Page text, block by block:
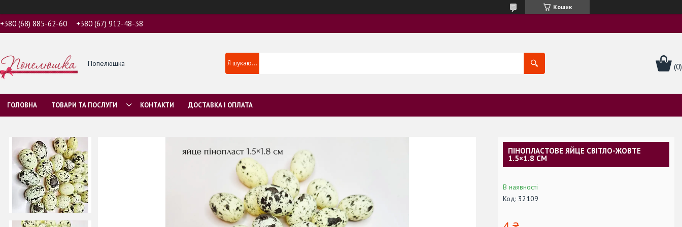
Кошик
+380 (68) 885-62-60 +380 (67) 912-48-38
Попелюшка
ГОЛОВНА ТОВАРИ ТА ПОСЛУГИ КОНТАКТИ ДОСТАВКА І ОПЛАТА
ПІНОПЛАСТОВЕ ЯЙЦЕ СВІТЛО-ЖОВТЕ
1.5×1.8 СМ
В наявності
Код: 32109